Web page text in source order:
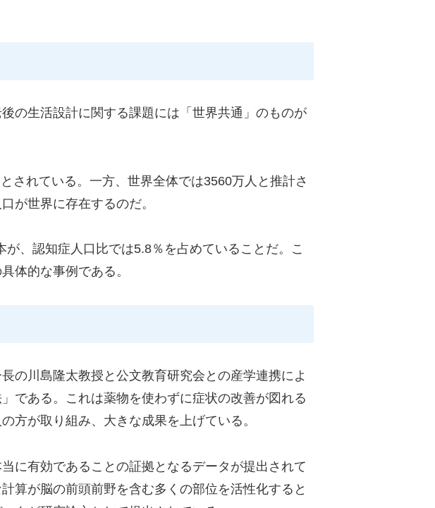
の生活設計に関する課題には「世界共通」のものが
されている。一方、世界全体では3560万人と推計さ
が世界に存在するのだ。
、認知症人口比では5.8％を占めていることだ。こ
体的な事例である。
の川島隆太教授と公文教育研究会との産学連携によ
である。これは薬物を使わずに症状の改善が図れる
方が取り組み、大きな成果を上げている。
に有効であることの証拠となるデータが提出されて
算が脳の前頭前野を含む多くの部位を活性化すると